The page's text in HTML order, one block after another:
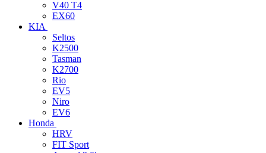
V40 T4
EX60
KIA
Seltos
K2500
Tasman
K2700
Rio
EV5
Niro
EV6
Honda
HRV
FIT Sport